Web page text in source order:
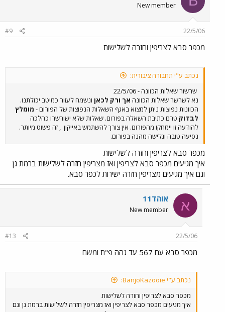
New member
22/5/06
#9
מכפר סבא לצריפין וחזרה לשלישות
נכתב ע"י תחבורה ציבורית:
שרשור שאלות הכוונה - 22/5/06
נא לשרשר שאלות הכוונה אך ורק לכאן ונשמח לעזור כמיטב יכולתנו.
הכוונות נפוצות ניתן למצוא באגף השאלות הנפוצות של הפורום - מומלץ
לבדוק טרם כתיבת השאלה בפורום. שאלות שלא ישורשרו כהלכה
להודעה זו יימחקו מהפורום. אין צורך להשתמש באייקון
, זה פשוט מיותר.
נסיעה טובה וגלישה מהנה בפורום.
מכפר סבא לצריפין וחזרה לשלישות
איך מגיעים מכפר סבא לצריפין ואז מצריפין חזרה לשלישות ברמת גן
וגם איך מגיעים מצריפין חזרה ישירות לכפר סבא.
א אוהד11
New member
22/5/06
#13
מכפר סבא עם 567 עד גהה פ"ת ומשם
נכתב ע"י BanjoKazooie:
מכפר סבא לצריפין וחזרה לשלישות
איך מגיעים מכפר סבא לצריפין ואז מצריפין חזרה לשלישות ברמת גן וגם